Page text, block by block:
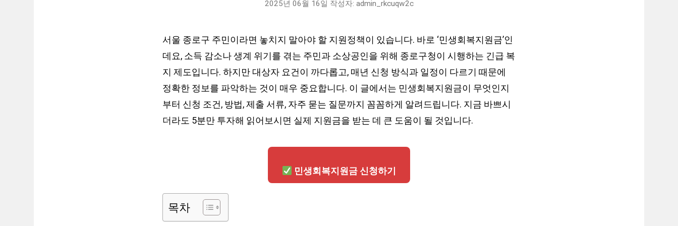
2025년 06월 16일 작성자: admin_rkcuqw2c
서울 종로구 주민이라면 놓치지 말아야 할 지원정책이 있습니다. 바로 ‘민생회복지원금’인
데요, 소득 감소나 생계 위기를 겪는 주민과 소상공인을 위해 종로구청이 시행하는 긴급 복
지 제도입니다. 하지만 대상자 요건이 까다롭고, 매년 신청 방식과 일정이 다르기 때문에
정확한 정보를 파악하는 것이 매우 중요합니다. 이 글에서는 민생회복지원금이 무엇인지
부터 신청 조건, 방법, 제출 서류, 자주 묻는 질문까지 꼼꼼하게 알려드립니다. 지금 바쁘시
더라도 5분만 투자해 읽어보시면 실제 지원금을 받는 데 큰 도움이 될 것입니다.
민생회복지원금 신청하기
목차